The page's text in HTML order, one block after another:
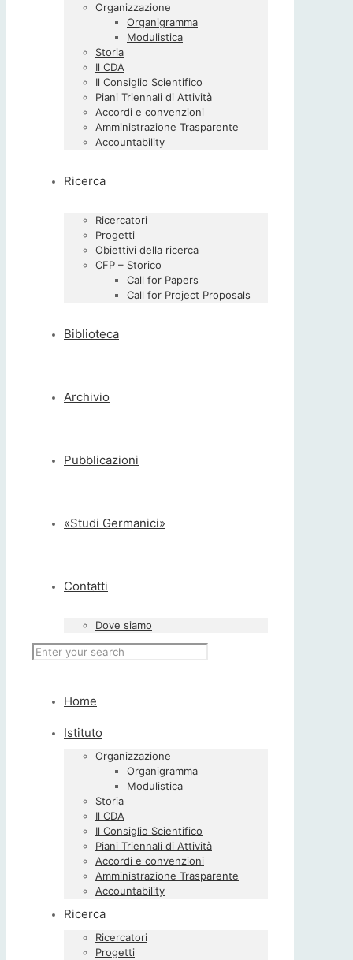
Organizzazione
Organigramma
Modulistica
Storia
Il CDA
Il Consiglio Scientifico
Piani Triennali di Attività
Accordi e convenzioni
Amministrazione Trasparente
Accountability
Ricerca
Ricercatori
Progetti
Obiettivi della ricerca
CFP – Storico
Call for Papers
Call for Project Proposals
Biblioteca
Archivio
Pubblicazioni
«Studi Germanici»
Contatti
Dove siamo
Home
Istituto
Organizzazione
Organigramma
Modulistica
Storia
Il CDA
Il Consiglio Scientifico
Piani Triennali di Attività
Accordi e convenzioni
Amministrazione Trasparente
Accountability
Ricerca
Ricercatori
Progetti